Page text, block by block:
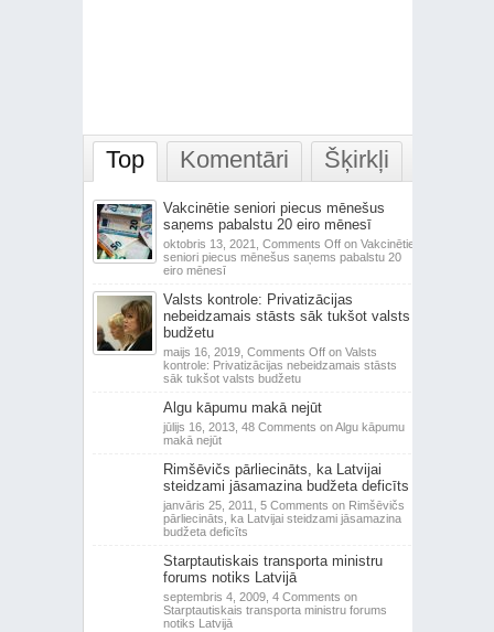
Top Komentāri Šķirkļi
Vakcinētie seniori piecus mēnešus
saņems pabalstu 20 eiro mēnesī
oktobris 13, 2021, Comments Offon Vakcinētie
seniori piecus mēnešus saņems pabalstu 20
eiro mēnesī
Valsts kontrole: Privatizācijas
nebeidzamais stāsts sāk tukšot valsts
budžetu
maijs 16, 2019, Comments Offon Valsts
kontrole: Privatizācijas nebeidzamais stāsts
sāk tukšot valsts budžetu
Algu kāpumu makā nejūt
jūlijs 16, 2013, 48 Comments on Algu kāpumu
makā nejūt
Rimšēvičs pārliecināts, ka Latvijai
steidzami jāsamazina budžeta deficīts
janvāris 25, 2011, 5 Comments on Rimšēvičs
pārliecināts, ka Latvijai steidzami jāsamazina
budžeta deficīts
Starptautiskais transporta ministru
forums notiks Latvijā
septembris 4, 2009, 4 Comments on
Starptautiskais transporta ministru forums
notiks Latvijā